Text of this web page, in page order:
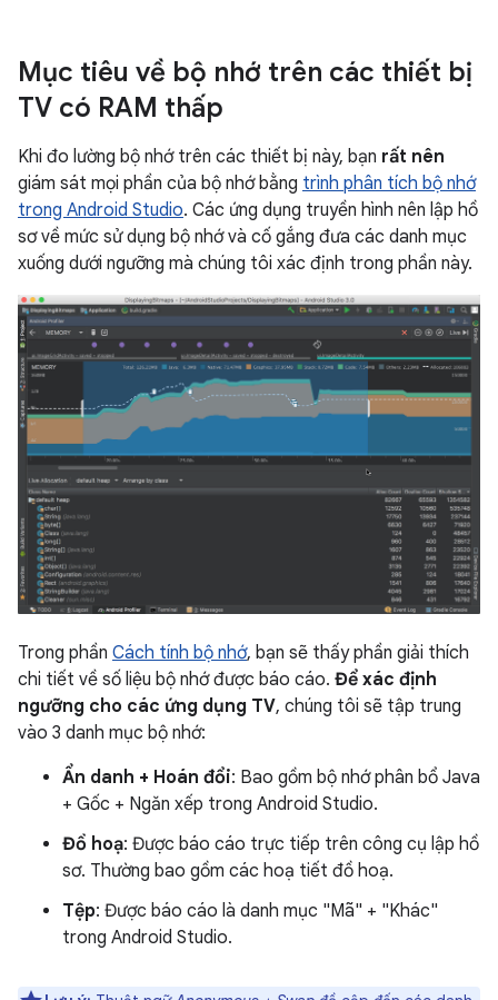
Mục tiêu về bộ nhớ trên các thiết bị
TV có RAM thấp
Khi đo lường bộ nhớ trên các thiết bị này, bạn rất nên
giám sát mọi phần của bộ nhớ bằng trình phân tích bộ nhớ
trong Android Studio. Các ứng dụng truyền hình nên lập hồ
sơ về mức sử dụng bộ nhớ và cố gắng đưa các danh mục
xuống dưới ngưỡng mà chúng tôi xác định trong phần này.
Trong phần Cách tính bộ nhớ, bạn sẽ thấy phần giải thích
chi tiết về số liệu bộ nhớ được báo cáo. Để xác định
ngưỡng cho các ứng dụng TV, chúng tôi sẽ tập trung
vào 3 danh mục bộ nhớ:
Ẩn danh + Hoán đổi: Bao gồm bộ nhớ phân bổ Java
+ Gốc + Ngăn xếp trong Android Studio.
Đồ hoạ: Được báo cáo trực tiếp trên công cụ lập hồ
sơ. Thường bao gồm các hoạ tiết đồ hoạ.
Tệp: Được báo cáo là danh mục "Mã" + "Khác"
trong Android Studio.